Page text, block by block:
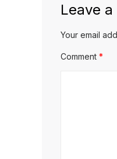
Leave a
Your email
Comment *